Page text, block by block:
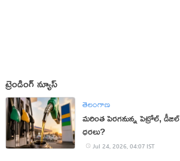
ట్రెండింగ్ న్యూస్
తెలంగాణ
మరింత పెరగనున్న పెట్రోల్, డీజిల్
ధరలు?
Jul 24, 2026, 04:07 IST